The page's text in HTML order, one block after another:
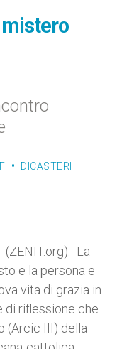
DICASTERI
La
e la persona e
vita di grazia in
di riflessione che
(Arcic III) della